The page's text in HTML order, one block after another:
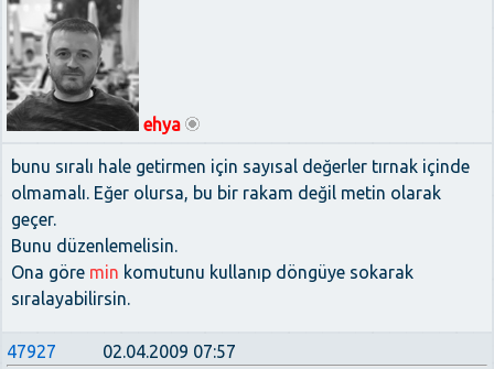
ehya
bunu sıralı hale getirmen için sayısal değerler tırnak içinde
olmamalı. Eğer olursa, bu bir rakam değil metin olarak
geçer.
Bunu düzenlemelisin.
Ona göre min komutunu kullanıp döngüye sokarak
sıralayabilirsin.
47927 02.04.2009 07:57